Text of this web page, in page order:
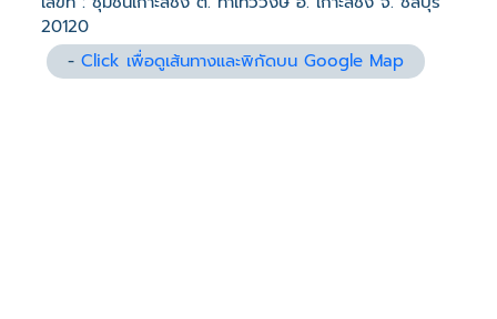
20120
-Click เพื่อดูเส้นทางและพิกัดบน Google Map